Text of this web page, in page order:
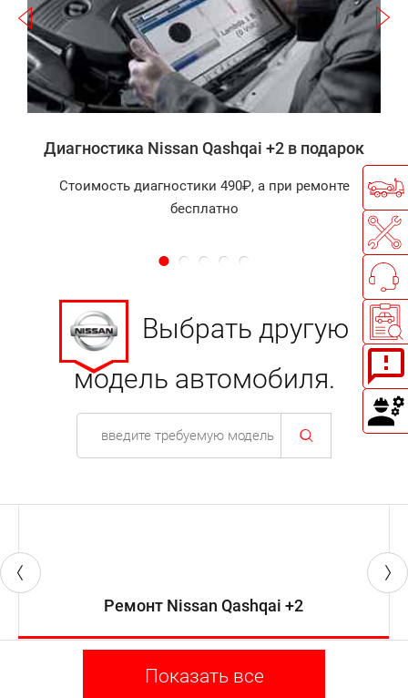
Диагностика Nissan Qashqai +2 в подарок
Стоимость диагностики 490₽, а при ремонте
бесплатно
Выбрать другую
модель автомобиля.
Ремонт Nissan Qashqai +2
Показать все